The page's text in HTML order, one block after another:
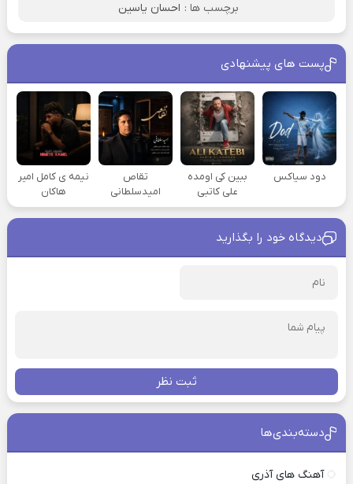
برچسب ها : احسان یاسین
پست های پیشنهادی
دود سیاکس
ببین کی اومده
علی کاتبی
تقاص
امیدسلطانی
نیمه ی کامل امیر
هاکان
دیدگاه خود را بگذارید
ثبت نظر
دسته‌بندی‌ها
آهنگ های آذری